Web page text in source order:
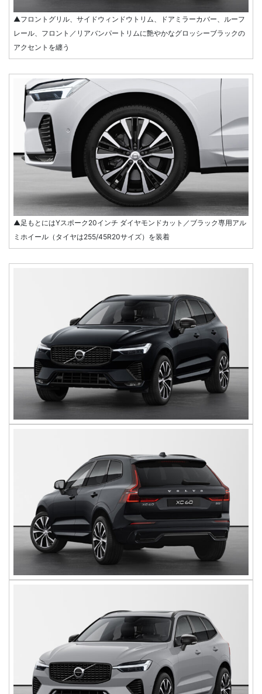
▲フロントグリル、サイドウィンドウトリム、ドアミラーカバー、ルーフ
レール、フロント／リアバンパートリムに艶やかなグロッシーブラックの
アクセントを纏う
▲足もとにはYスポーク20インチ ダイヤモンドカット／ブラック専用アル
ミホイール（タイヤは255/45R20サイズ）を装着